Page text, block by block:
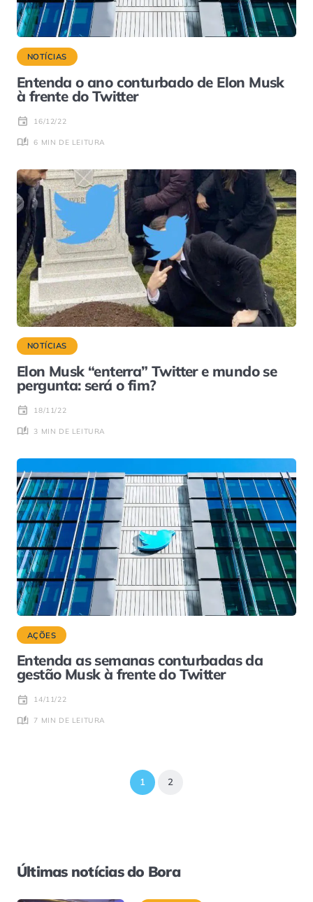
NOTÍCIAS
Entenda o ano conturbado de Elon Musk
à frente do Twitter
16/12/22
6 MIN DE LEITURA
NOTÍCIAS
Elon Musk “enterra” Twitter e mundo se
pergunta: será o fim?
18/11/22
3 MIN DE LEITURA
AÇÕES
Entenda as semanas conturbadas da
gestão Musk à frente do Twitter
14/11/22
7 MIN DE LEITURA
1 2
Últimas notícias do Bora